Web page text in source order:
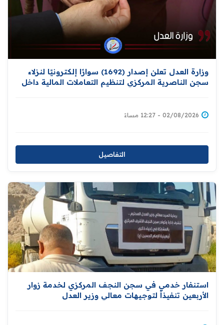
وزارة العدل تعلن إصدار (1692) سوارًا إلكترونيًا لنزلاء
سجن الناصرية المركزي لتنظيم التعاملات المالية داخل
02/08/2026 - 12:27 مساءً
التفاصيل
استنفار خدمي في سجن النجف المركزي لخدمة زوار
الأربعين تنفيذاً لتوجيهات معالي وزير العدل